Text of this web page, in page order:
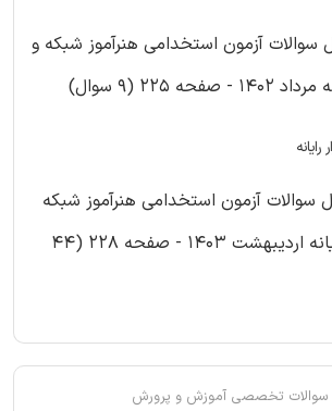
سوالات آزمون استخدامی هنرآموز شبکه و
225 (9 سوال)
سوالات آزمون استخدامی هنرآموز شبکه
و نرم افزار رایانه اردیبهشت 1403 - صفحه 228 (44
سوالات تخصصی آموزش و پرورش